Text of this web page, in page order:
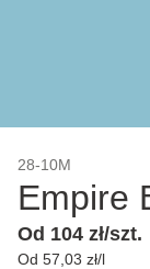
28-10M
Empire
Od 104 zł/szt.
Od 57,03 zł/l